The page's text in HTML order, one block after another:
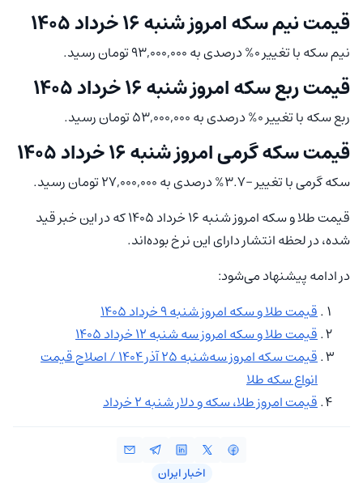
قیمت نیم سکه امروز شنبه ۱۶ خرداد ۱۴۰۵
نیم سکه با تغییر 0% درصدی به 93,000,000 تومان رسید.
قیمت ربع سکه امروز شنبه ۱۶ خرداد ۱۴۰۵
ربع سکه با تغییر 0% درصدی به 53,000,000 تومان رسید.
قیمت سکه گرمی امروز شنبه ۱۶ خرداد ۱۴۰۵
سکه گرمی با تغییر -3.7% درصدی به 27,000,000 تومان رسید.
قیمت طلا و سکه امروز شنبه ۱۶ خرداد ۱۴۰۵ که در این خبر قید
شده، در لحظه انتشار دارای این نرخ بوده‌اند.
در ادامه پیشنهاد می‌شود:
قیمت طلا و سکه امروز شنبه ۹ خرداد ۱۴۰۵
قیمت طلا و سکه امروز سه شنبه ۱۲ خرداد ۱۴۰۵
قیمت سکه امروز ‌سه‌شنبه 25 آذر 1404 / اصلاح قیمت
انواع سکه طلا
قیمت امروز طلا، سکه و دلار شنبه 2 خرداد
اخبار ایران